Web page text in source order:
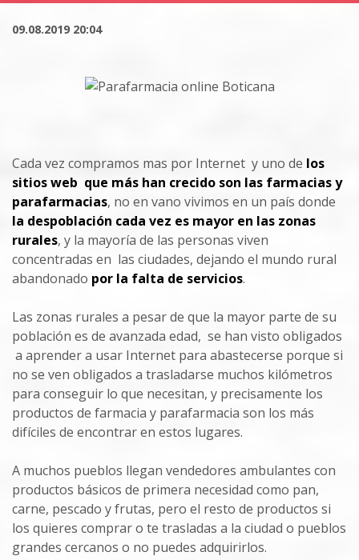
09.08.2019 20:04
Cada vez compramos mas por Internet y uno de los
sitios web que más han crecido son las farmacias y
parafarmacias, no en vano vivimos en un país donde
la despoblación cada vez es mayor en las zonas
rurales, y la mayoría de las personas viven
concentradas en las ciudades, dejando el mundo rural
abandonado por la falta de servicios.
Las zonas rurales a pesar de que la mayor parte de su
población es de avanzada edad, se han visto obligados
a aprender a usar Internet para abastecerse porque si
no se ven obligados a trasladarse muchos kilómetros
para conseguir lo que necesitan, y precisamente los
productos de farmacia y parafarmacia son los más
difíciles de encontrar en estos lugares.
A muchos pueblos llegan vendedores ambulantes con
productos básicos de primera necesidad como pan,
carne, pescado y frutas, pero el resto de productos si
los quieres comprar o te trasladas a la ciudad o pueblos
grandes cercanos o no puedes adquirirlos.